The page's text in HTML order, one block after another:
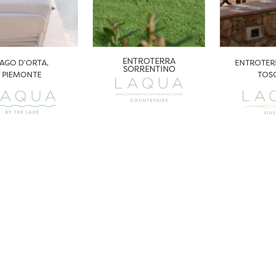
LAGO D’ORTA,
PIEMONTE
ENTROTERRA
SORRENTINO